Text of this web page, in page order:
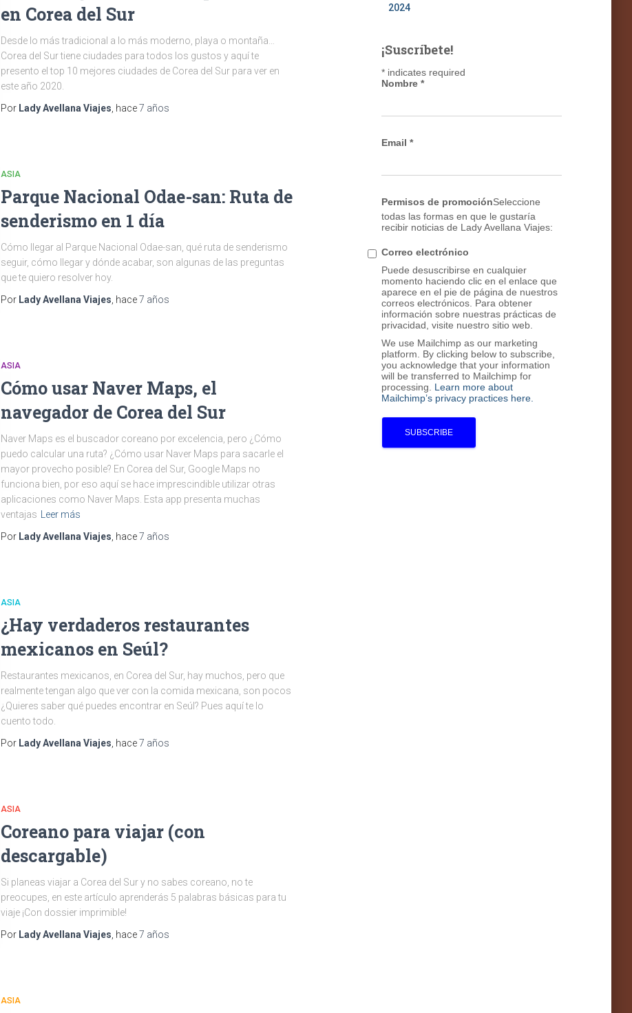
en Corea del Sur
Desde lo más tradicional a lo más moderno, playa o montaña…
Corea del Sur tiene ciudades para todos los gustos y aquí te
presento el top 10 mejores ciudades de Corea del Sur para ver en
este año 2020.
Por Lady Avellana Viajes , hace7 años
ASIA
Parque Nacional Odae-san: Ruta de
senderismo en 1 día
Cómo llegar al Parque Nacional Odae-san, qué ruta de senderismo
seguir, cómo llegar y dónde acabar, son algunas de las preguntas
que te quiero resolver hoy.
Por Lady Avellana Viajes , hace7 años
ASIA
Cómo usar Naver Maps, el
navegador de Corea del Sur
Naver Maps es el buscador coreano por excelencia, pero ¿Cómo
puedo calcular una ruta? ¿Cómo usar Naver Maps para sacarle el
mayor provecho posible? En Corea del Sur, Google Maps no
funciona bien, por eso aquí se hace imprescindible utilizar otras
aplicaciones como Naver Maps. Esta app presenta muchas
ventajas
Leer más
Por Lady Avellana Viajes , hace7 años
ASIA
¿Hay verdaderos restaurantes
mexicanos en Seúl?
Restaurantes mexicanos, en Corea del Sur, hay muchos, pero que
realmente tengan algo que ver con la comida mexicana, son pocos
¿Quieres saber qué puedes encontrar en Seúl? Pues aquí te lo
cuento todo.
Por Lady Avellana Viajes , hace7 años
ASIA
Coreano para viajar (con
descargable)
Si planeas viajar a Corea del Sur y no sabes coreano, no te
preocupes, en este artículo aprenderás 5 palabras básicas para tu
viaje ¡Con dossier imprimible!
Por Lady Avellana Viajes , hace7 años
ASIA
2024
¡Suscríbete!
*indicates required
Nombre *
Email *
Permisos de promociónSeleccione
todas las formas en que le gustaría
recibir noticias de Lady Avellana Viajes:
Correo electrónico
Puede desuscribirse en cualquier
momento haciendo clic en el enlace que
aparece en el pie de página de nuestros
correos electrónicos. Para obtener
información sobre nuestras prácticas de
privacidad, visite nuestro sitio web.
We use Mailchimp as our marketing
platform. By clicking below to subscribe,
you acknowledge that your information
will be transferred to Mailchimp for
processing. Learn more about
Mailchimp’s privacy practices here.